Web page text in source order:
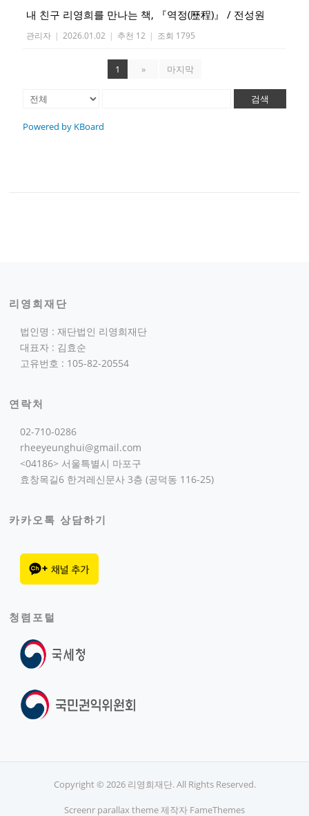
내 친구 리영희를 만나는 책, 『역정(歷程)』 / 전성원
관리자 | 2026.01.02 | 추천 12 | 조회 1795
1 » 마지막
검색
Powered by KBoard
리영희재단
법인명 : 재단법인 리영희재단
대표자 : 김효순
고유번호 : 105-82-20554
연락처
02-710-0286
rheeyeunghui@gmail.com
<04186> 서울특별시 마포구
효창목길6 한겨레신문사 3층 (공덕동 116-25)
카카오톡 상담하기
청렴포털
Copyright © 2026 리영희재단. All Rights Reserved.
Screenr parallax theme제작자 FameThemes